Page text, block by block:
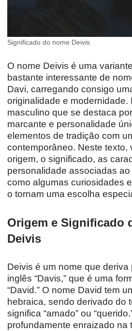
Significado do nome Deivis
O nome Deivis é uma
bastante interessante de
Davi, carregando consigo
originalidade e modernidade.
masculino que se destaca
marcante e personalidade
elementos de tradição com
contemporâneo. Neste texto,
origem, o significado, as
personalidade associadas
como algumas curiosidades
o tornam uma escolha
Origem e Significado
Deivis
Deivis é um nome que deriva
inglês “Davis,” que é uma
“David.” O nome David tem
hebraica, sendo derivado do
significa “amado” ou
profundamente enraizado na